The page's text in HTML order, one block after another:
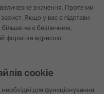
значення. Проте ми
Якщо у вас є підстави
не є безпечним,
формі за адресою:
cookie
для функціонування